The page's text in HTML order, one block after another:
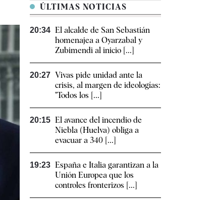
ÚLTIMAS NOTICIAS
20:34 El alcalde de San Sebastián
homenajea a Oyarzabal y
Zubimendi al inicio [...]
20:27 Vivas pide unidad ante la
crisis, al margen de ideologías:
"Todos los [...]
20:15 El avance del incendio de
Niebla (Huelva) obliga a
evacuar a 340 [...]
19:23 España e Italia garantizan a la
Unión Europea que los
controles fronterizos [...]